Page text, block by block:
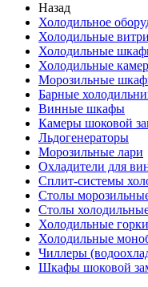
Назад
Холодильное
Холодильные
Холодильные
Холодильные
Морозильные
Барные
Винные шкафы
Камеры шоковой
Льдогенераторы
Морозильные лари
Охладители для
Сплит-системы
Столы
Столы
Холодильные горки
Холодильные
Чиллеры
Шкафы шоковой